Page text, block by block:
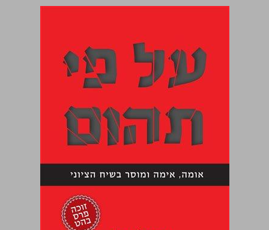
על פי תהום אומה, אימה ומוסר בשיח הציוני ... 0